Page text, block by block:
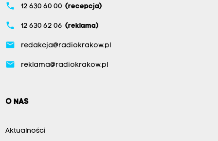
phone 12 630 60 00 (recepcja)
phone 12 630 62 06 (reklama)
email redakcja@radiokrakow.pl
email reklama@radiokrakow.pl
O NAS
Aktualności